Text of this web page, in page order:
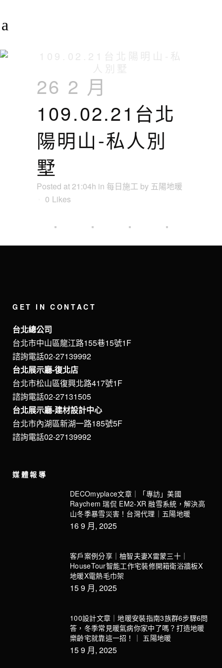
26 2 月
109.02.21台北
陽明山-私人別
墅
Posted at 21:04h in 每日施工 by 五陽地暖
0 Likes
GET IN CONTACT
台北總公司
台北市中山區龍江路155巷15號1F
諮詢電話02-27139992
台北展示廳-復北店
台北市松山區復興北路417號1F
諮詢電話02-27131505
台北展示廳-建材設計中心
台北市內湖區新湖一路185號5F
諮詢電話02-27139992
媒體報導
DECOmyplace文章｜「專訪」美國
Raychem 瑞侃 EM2-XR 融雪系統，解決高
山冬季暴雪災害！台灣代理｜五陽地暖
16 9 月, 2025
客戶案例分享｜柚智夫妻X雷蒙三十｜
HouseTour智能工作宅裝修開箱衛浴牆板X
地暖X電熱毛巾架
15 9 月, 2025
100設計文章｜地暖安裝指南3族群6步驟6問
答，冬季常見暖氣病你家中了嗎？打造地暖
樂齡宅就靠這一招！｜ 五陽地暖
15 9 月, 2025